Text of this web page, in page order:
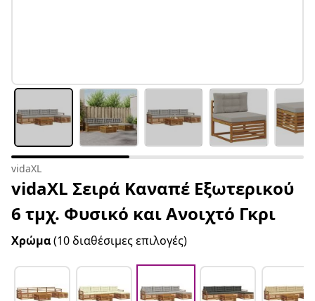
vidaXL
vidaXL Σειρά Καναπέ Εξωτερικού
6 τμχ. Φυσικό και Ανοιχτό Γκρι
Χρώμα(10 διαθέσιμες επιλογές)